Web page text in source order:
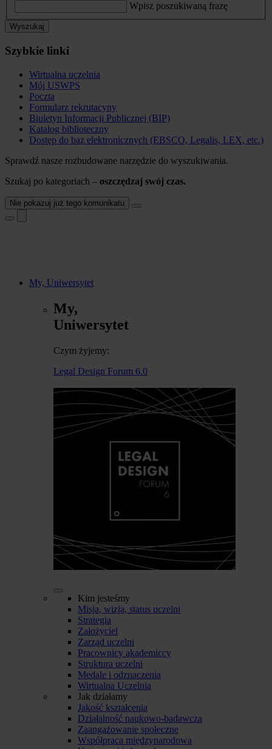
Wpisz poszukiwaną frazę
Wyszukaj
Szybkie linki
Wirtualna uczelnia
Mój USWPS
Poczta
Formularz rekrutacyny
Biuletyn Informacji Publicznej (BIP)
Katalog biblioteczny
Dostęp do baz elektronicznych (EBSCO, Legalis, LEX, etc.)
Sprawdź nasze rozbudowane narzędzie do wyszukiwania.
Szukaj po kategoriach – oszczędzaj swój czas.
Nie pokazuj już tego komunikatu
My, Uniwersytet
My,
Uniwersytet
Czym żyjemy:
Legal Design Forum 6.0
Kim jesteśmy
Misja, wizja, status uczelni
Strategia
Założyciel
Zarząd uczelni
Pracownicy akademiccy
Struktura uczelni
Medale i odznaczenia
Wirtualna Uczelnia
Jak działamy
Jakość kształcenia
Działalność naukowo-badawcza
Zaangażowanie społeczne
Współpraca międzynarodowa